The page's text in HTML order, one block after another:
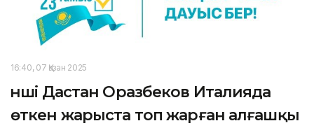
16:40, 07 Қазан 2025
Әнші Дастан Оразбеков Италияда
өткен жарыста топ жарған алғашқы